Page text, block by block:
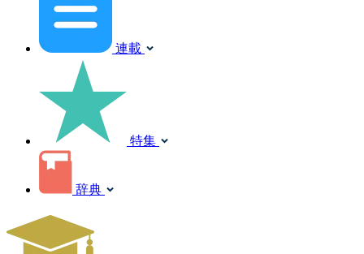
連載
特集
辞典